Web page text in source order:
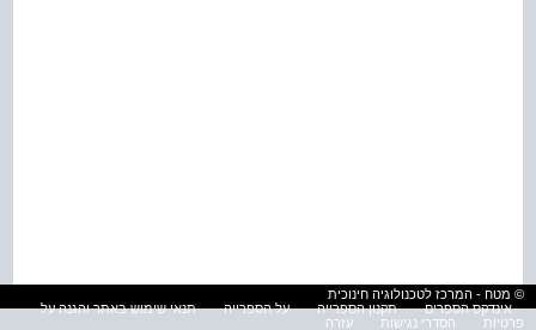
© מטח - המרכז לטכנולוגיה חינוכית
אינדקס הספרים
תקנון הספרייה על הספרייה
תנאי שימוש באתר והגנה על
פרטיות
הסדרי נגישות עזרה